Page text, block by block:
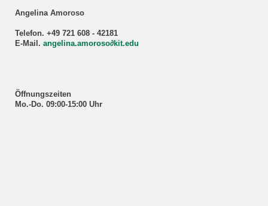
Angelina Amoroso
Telefon. +49 721 608 - 42181
E-Mail. angelina.amoroso∂kit.edu
Öffnungszeiten
Mo.-Do. 09:00-15:00 Uhr